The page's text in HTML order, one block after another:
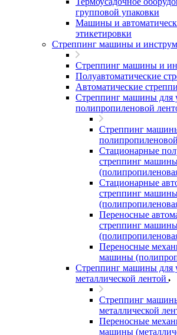
групповой упаковки
Машины и
этикетировки
Стреппинг машины и
Стреппинг машины и
Полуавтоматические
Автоматические
Стреппинг машины для
полипропиленовой
Стреппинг
Стационарные
стреппинг
Стационарные
стреппинг
Переносные
стреппинг
Переносные
машины
Стреппинг машины для
металлической лентой
Стреппинг
металлической
Переносные
машины